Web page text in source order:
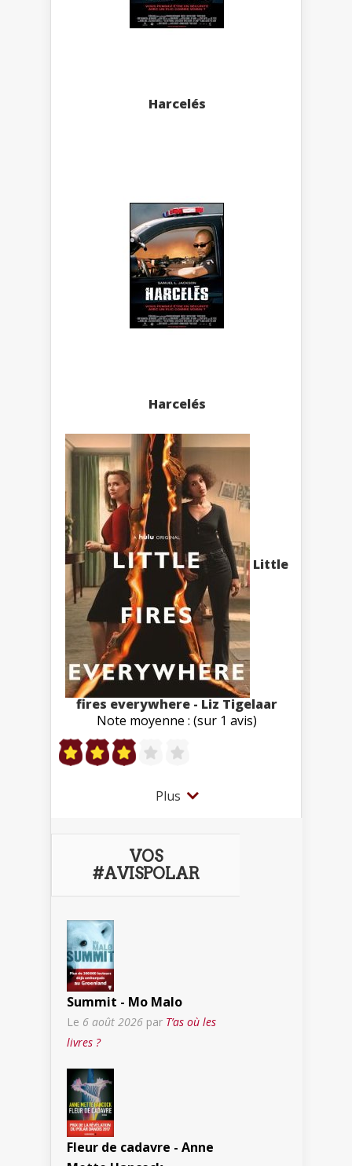
Harcelés
Harcelés
Little
fires everywhere - Liz Tigelaar
Note moyenne : (sur 1 avis)
Plus
VOS
#AVISPOLAR
Summit - Mo Malo
Le 6 août 2026 par T’as où les
livres ?
Fleur de cadavre - Anne